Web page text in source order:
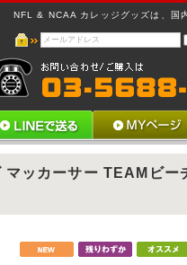
NFL & NCAA カレッジグッズは、
ッカーサー TEAMビー